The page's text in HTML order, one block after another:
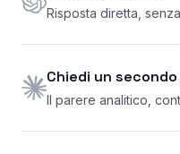
Risposta diretta,
Chiedi un
Il parere analitico,